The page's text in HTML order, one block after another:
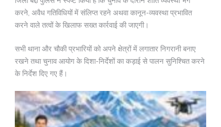
करने, अवैध गतिविधियों में संलिप्त रहने अथवा कानून-व्यवस्था प्रभावित
करने वाले तत्वों के खिलाफ सख्त कार्रवाई की जाएगी।
सभी थाना और चौकी प्रभारियों को अपने क्षेत्रों में लगातार निगरानी बनाए
रखने तथा चुनाव आयोग के दिशा-निर्देशों का कड़ाई से पालन सुनिश्चित करने
के निर्देश दिए गए हैं।